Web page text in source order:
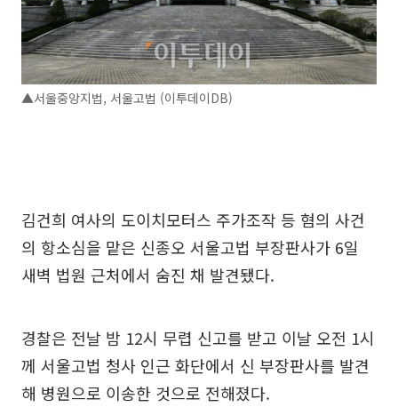
▲서울중앙지법, 서울고법 (이투데이DB)
김건희 여사의 도이치모터스 주가조작 등 혐의 사건
의 항소심을 맡은 신종오 서울고법 부장판사가 6일
새벽 법원 근처에서 숨진 채 발견됐다.
경찰은 전날 밤 12시 무렵 신고를 받고 이날 오전 1시
께 서울고법 청사 인근 화단에서 신 부장판사를 발견
해 병원으로 이송한 것으로 전해졌다.